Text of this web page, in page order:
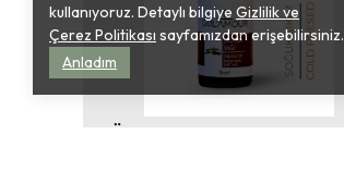
kullanıyoruz. Detaylı bilgiye Gizlilik ve
Çerez Politikası sayfamızdan erişebilirsiniz.
Anladım
GÜLAMOUR